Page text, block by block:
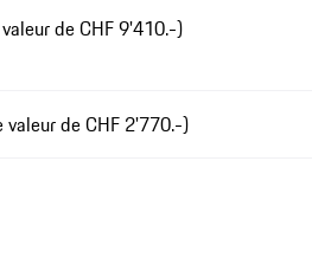
la capacité actualisée de la
être lue.
de CHF 9'410.-)
de CHF 2'770.-)